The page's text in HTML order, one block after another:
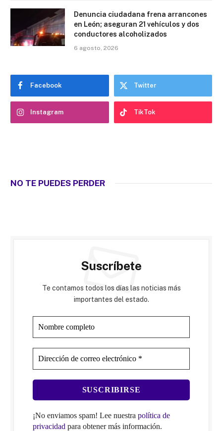
Denuncia ciudadana frena arrancones
en León; aseguran 21 vehículos y dos
conductores alcoholizados
6 agosto, 2026
Facebook Twitter
Instagram TikTok
NO TE PUEDES PERDER
Suscríbete
Te contamos todos los días las noticias más
importantes del estado.
¡No enviamos spam! Lee nuestra política de
privacidad para obtener más información.